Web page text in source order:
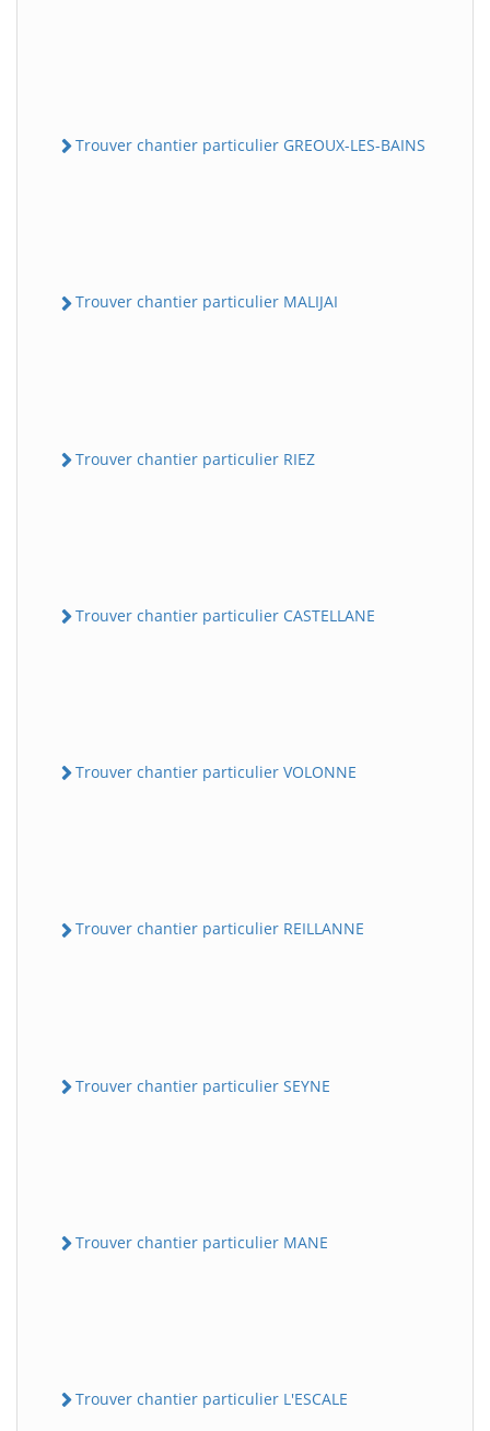
Trouver chantier particulier GREOUX-LES-BAINS
Trouver chantier particulier MALIJAI
Trouver chantier particulier RIEZ
Trouver chantier particulier CASTELLANE
Trouver chantier particulier VOLONNE
Trouver chantier particulier REILLANNE
Trouver chantier particulier SEYNE
Trouver chantier particulier MANE
Trouver chantier particulier L'ESCALE